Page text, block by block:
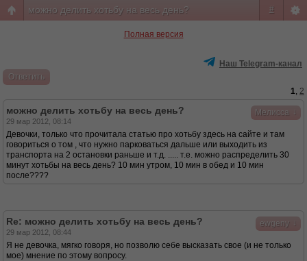
#
можно делить хотьбу на весь день?
Полная версия
Наш Telegram-канал
Ответить
1, 2
Мелисса
можно делить хотьбу на весь день?
29 мар 2012, 08:14
Девочки, только что прочитала статью про хотьбу здесь на сайте и там
говориться о том , что нужно парковаться дальше или выходить из
транспорта на 2 остановки раньше и т.д. ..... т.е. можно распределить 30
минут хотьбы на весь день? 10 мин утром, 10 мин в обед и 10 мин
после????
ewgeny
Re: можно делить хотьбу на весь день?
29 мар 2012, 08:44
Я не девочка, мягко говоря, но позволю себе высказать свое (и не только
мое) мнение по этому вопросу.